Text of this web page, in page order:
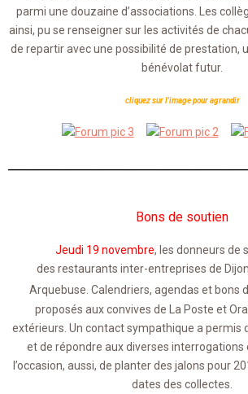
parmi une douzaine d’associations. Les
ainsi, pu se renseigner sur les activités de
de repartir avec une possibilité de prestation,
bénévolat futur.
cliquez sur l'image pour agrandir
Bons de soutien
Jeudi 19 novembre, les donneurs de
des restaurants inter-entreprises de
Arquebuse. Calendriers, agendas et bons
proposés aux convives de La Poste et
extérieurs. Un contact sympathique a permis
et de répondre aux diverses interrogations
l’occasion, aussi, de planter des jalons pour
dates des collectes.